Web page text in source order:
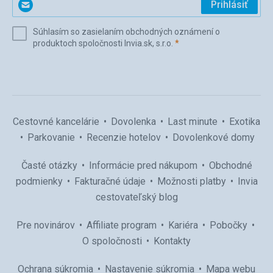
svoj
(povinné)
Prihlásiť
Súhlasím so zasielaním obchodných oznámení o
produktoch spoločnosti Invia.sk, s.r.o. *(povinné)
Cestovné kancelárie Dovolenka Last minute
Exotika
Parkovanie
Recenzie hotelov Dovolenkové domy
Časté otázky Informácie pred nákupom
Obchodné
podmienky
Fakturačné údaje Možnosti platby
Invia
cestovateľský blog
Pre novinárov Affiliate program Kariéra
Pobočky
O spoločnosti
Kontakty
Ochrana súkromia Nastavenie súkromia Mapa webu